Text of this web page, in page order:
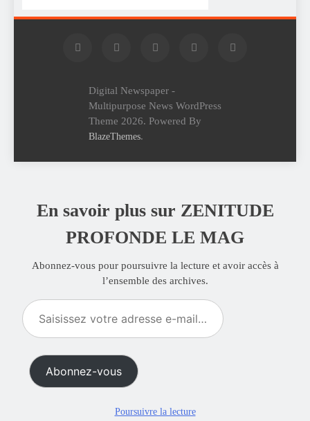
Digital Newspaper -
Multipurpose News WordPress
Theme 2026. Powered By
BlazeThemes.
En savoir plus sur ZENITUDE
PROFONDE LE MAG
Abonnez-vous pour poursuivre la lecture et avoir accès à
l’ensemble des archives.
Saisissez
votre
adresse
mail…Abonnez-vous
Poursuivre la lecture